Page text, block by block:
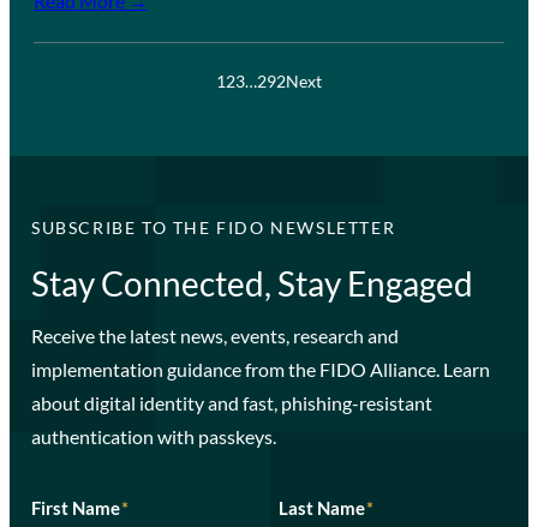
123…292Next
SUBSCRIBE TO THE FIDO NEWSLETTER
Stay Connected, Stay Engaged
Receive the latest news, events, research and
implementation guidance from the FIDO Alliance. Learn
about digital identity and fast, phishing-resistant
authentication with passkeys.
First Name* Last Name*